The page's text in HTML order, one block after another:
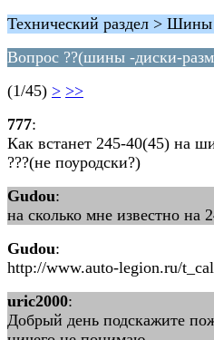
Технический раздел >
Вопрос ??(шины -диски-
(1/45) > >>
777:
Как встанет 245-40(45) на
???(не поуродски?)
Gudou:
на сколько мне известно
Gudou:
http://www.auto-legion.ru/
uric2000:
Добрый день подскажите